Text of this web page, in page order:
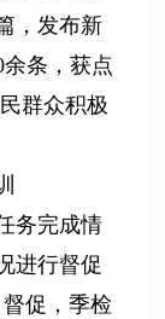
，发布新
条，获点
群众积极
务完成情
进行督促
促，季检